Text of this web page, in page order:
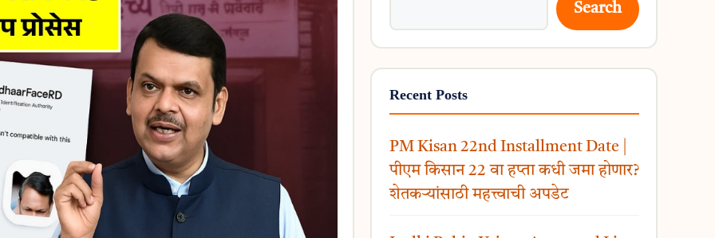
Search
Recent Posts
PM Kisan 22nd Installment Date |
पीएम किसान 22 वा हप्ता कधी जमा होणार?
शेतकऱ्यांसाठी महत्त्वाची अपडेट